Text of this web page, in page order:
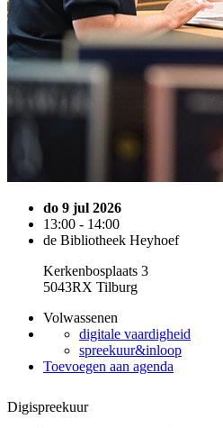
do 9 jul 2026
13:00 - 14:00
de Bibliotheek Heyhoef
Kerkenbosplaats 3
5043RX Tilburg
Volwassenen
digitale vaardigheid
spreekuur&inloop
Toevoegen aan agenda
Digispreekuur